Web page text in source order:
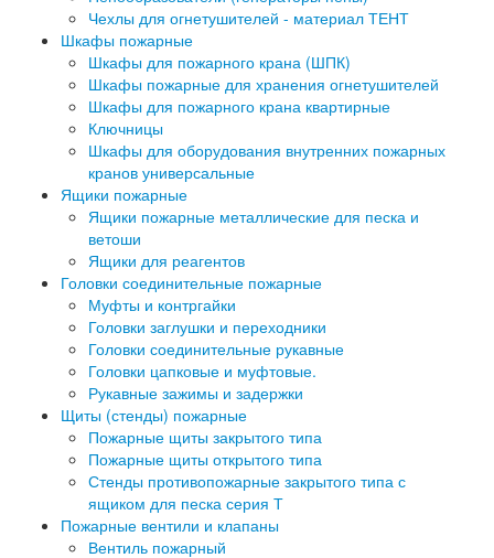
Чехлы для огнетушителей - материал ТЕНТ
Шкафы пожарные
Шкафы для пожарного крана (ШПК)
Шкафы пожарные для хранения огнетушителей
Шкафы для пожарного крана квартирные
Ключницы
Шкафы для оборудования внутренних пожарных
кранов универсальные
Ящики пожарные
Ящики пожарные металлические для песка и
ветоши
Ящики для реагентов
Головки соединительные пожарные
Муфты и контргайки
Головки заглушки и переходники
Головки соединительные рукавные
Головки цапковые и муфтовые.
Рукавные зажимы и задержки
Щиты (стенды) пожарные
Пожарные щиты закрытого типа
Пожарные щиты открытого типа
Стенды противопожарные закрытого типа с
ящиком для песка серия Т
Пожарные вентили и клапаны
Вентиль пожарный